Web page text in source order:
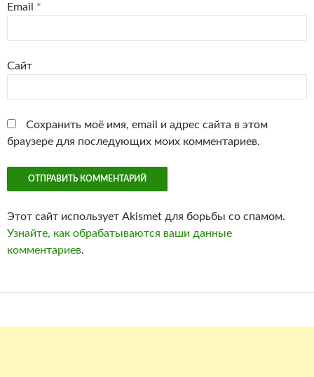
Email *
Сайт
Сохранить моё имя, email и адрес сайта в этом
браузере для последующих моих комментариев.
Этот сайт использует Akismet для борьбы со спамом.
Узнайте, как обрабатываются ваши данные
комментариев.